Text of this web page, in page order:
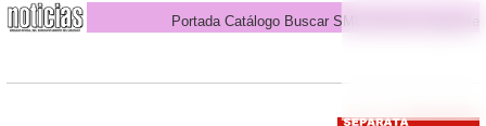
Portada Catálogo Buscar SMU